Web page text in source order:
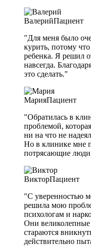
ВалерийПациент
"Для меня было
курить, потому
ребенка. Я решил
навсегда.
это сделать."
МарияПациент
"Обратилась в
проблемой,
ни на что не
Но в клинике мне
потрясающие
ВикторПациент
"С уверенностью
решила мою
психологам и
Они
стараются
действительно